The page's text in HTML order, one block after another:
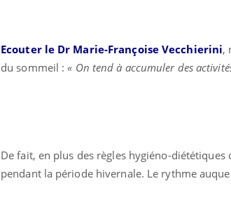
Ecouter le Dr Marie-Françoise Vecchierini,
du sommeil :« On tend à accumuler des
De fait, en plus des règles hygiéno-
pendant la période hivernale. Le rythme